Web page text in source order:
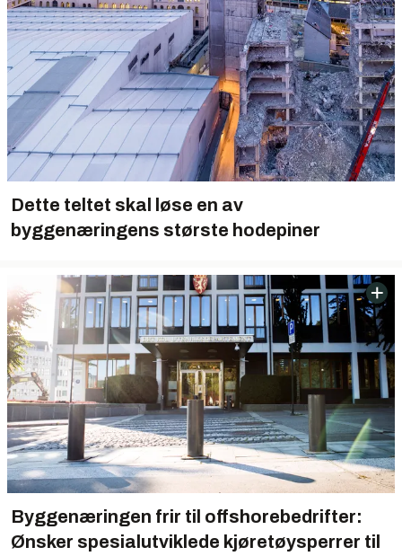
Dette teltet skal løse en av
byggenæringens største hodepiner
Byggenæringen frir til offshorebedrifter:
Ønsker spesialutviklede kjøretøysperrer til